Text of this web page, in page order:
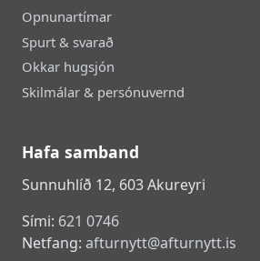
Opnunartímar
Spurt & svarað
Okkar hugsjón
Skilmálar & persónuvernd
Hafa samband
Sunnuhlíð 12, 603 Akureyri
Sími: 621 0746
Netfang: afturnytt@afturnytt.is